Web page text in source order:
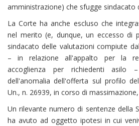
amministrazione) che sfugge sindacato
La Corte ha anche escluso che
nel merito (e, dunque, un eccesso di
sindacato delle valutazioni compiute
– in relazione all'appalto per la
accoglienza per richiedenti
dell'anomalia dell'offerta sul profilo
Un., n. 26939, in corso di
Un rilevante numero di sentenze della
ha avuto ad oggetto ipotesi in cui